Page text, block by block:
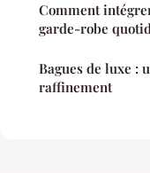
Comment
garde-robe
Bagues de luxe :
raffinement